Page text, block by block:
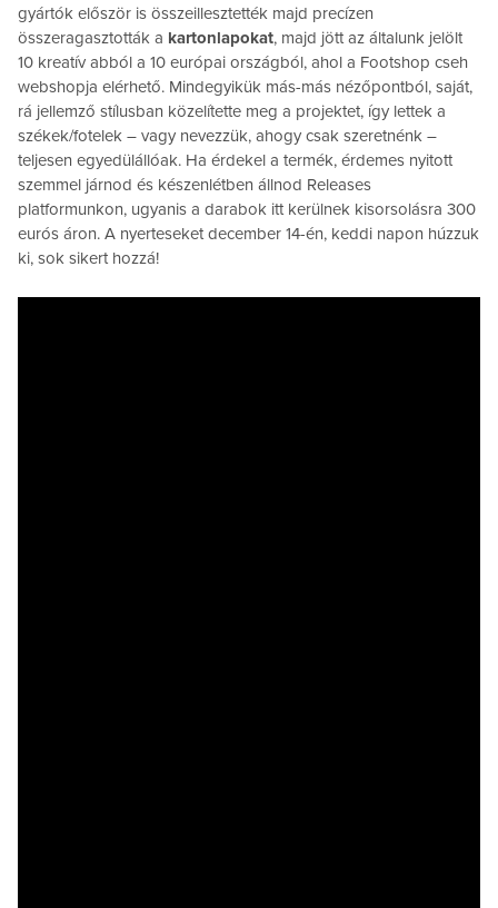
gyártók először is összeillesztették majd precízen
összeragasztották a kartonlapokat, majd jött az általunk jelölt
10 kreatív abból a 10 európai országból, ahol a Footshop cseh
webshopja elérhető. Mindegyikük más-más nézőpontból, saját,
rá jellemző stílusban közelítette meg a projektet, így lettek a
székek/fotelek – vagy nevezzük, ahogy csak szeretnénk –
teljesen egyedülállóak. Ha érdekel a termék, érdemes nyitott
szemmel járnod és készenlétben állnod Releases
platformunkon, ugyanis a darabok itt kerülnek kisorsolásra 300
eurós áron. A nyerteseket december 14-én, keddi napon húzzuk
ki, sok sikert hozzá!